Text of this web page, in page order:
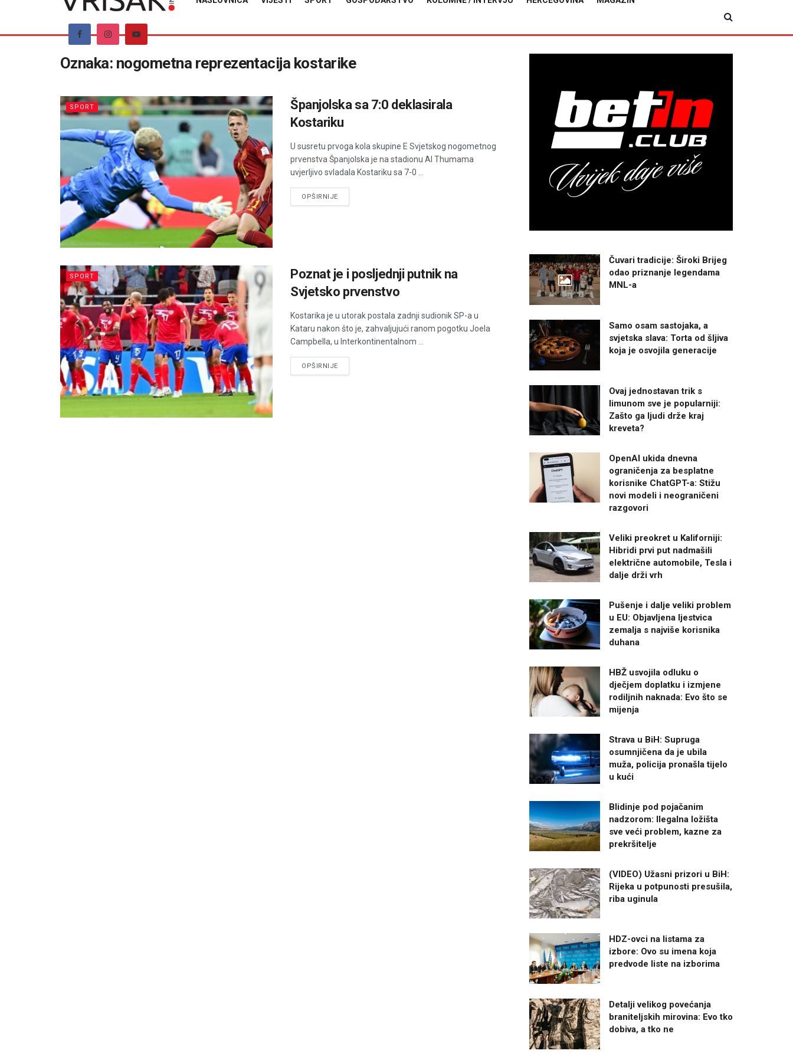
Oznaka: nogometna reprezentacija kostarike
SPORT
Španjolska sa 7:0 deklasirala
Kostariku
U susretu prvoga kola skupine E Svjetskog nogometnog
prvenstva Španjolska je na stadionu Al Thumama
uvjerljivo svladala Kostariku sa 7-0 ...
OPŠIRNIJEDETAILS
SPORT
Poznat je i posljednji putnik na
Svjetsko prvenstvo
Kostarika je u utorak postala zadnji sudionik SP-a u
Kataru nakon što je, zahvaljujući ranom pogotku Joela
Campbella, u Interkontinentalnom ...
OPŠIRNIJEDETAILS
Čuvari tradicije: Široki Brijeg
odao priznanje legendama
MNL-a
Samo osam sastojaka, a
svjetska slava: Torta od šljiva
koja je osvojila generacije
Ovaj jednostavan trik s
limunom sve je popularniji:
Zašto ga ljudi drže kraj
kreveta?
OpenAI ukida dnevna
ograničenja za besplatne
korisnike ChatGPT-a: Stižu
novi modeli i neograničeni
razgovori
Veliki preokret u Kaliforniji:
Hibridi prvi put nadmašili
električne automobile, Tesla i
dalje drži vrh
Pušenje i dalje veliki problem
u EU: Objavljena ljestvica
zemalja s najviše korisnika
duhana
HBŽ usvojila odluku o
dječjem doplatku i izmjene
rodiljnih naknada: Evo što se
mijenja
Strava u BiH: Supruga
osumnjičena da je ubila
muža, policija pronašla tijelo
u kući
Blidinje pod pojačanim
nadzorom: Ilegalna ložišta
sve veći problem, kazne za
prekršitelje
(VIDEO) Užasni prizori u BiH:
Rijeka u potpunosti presušila,
riba uginula
HDZ-ovci na listama za
izbore: Ovo su imena koja
predvode liste na izborima
Detalji velikog povećanja
braniteljskih mirovina: Evo tko
dobiva, a tko ne